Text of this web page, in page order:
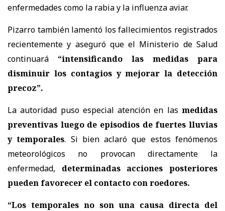
enfermedades como la rabia y la influenza aviar.
Pizarro también lamentó los fallecimientos registrados
recientemente y aseguró que el Ministerio de Salud
continuará “intensificando las medidas para
disminuir los contagios y mejorar la detección
precoz”.
La autoridad puso especial atención en las medidas
preventivas luego de episodios de fuertes lluvias
y temporales. Si bien aclaró que estos fenómenos
meteorológicos no provocan directamente la
enfermedad, determinadas acciones posteriores
pueden favorecer el contacto con roedores.
“Los temporales no son una causa directa del